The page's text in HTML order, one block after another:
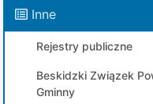
Inne
Rejestry publiczne
Beskidzki Związek
Gminny